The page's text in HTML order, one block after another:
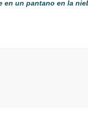
en un pantano en la